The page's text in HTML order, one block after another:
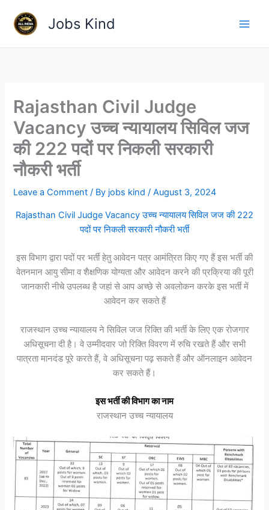
content
Jobs Kind
Rajasthan Civil Judge
Vacancy उच्च न्यायालय सिविल जज
की 222 पदों पर निकली सरकारी
नौकरी भर्ती
Leave a Comment / By jobs kind/August 3, 2024
Rajasthan Civil Judge Vacancy उच्च न्यायालय सिविल जज की 222
पदों पर निकली सरकारी नौकरी भर्ती
इस विभाग द्वारा पदों पर भर्ती हेतु आवेदन पत्र आमंत्रित किए गए हैं इस भर्ती की
वेतनमान आयु सीमा व शैक्षणिक योग्यता और आवेदन करने की प्रक्रिया की पूरी
जानकारी नीचे उपलब्ध है जहां से आप अच्छे से अवलोकन करके इस भर्ती में
आवेदन कर सकते हैं
राजस्थान उच्च न्यायालय ने सिविल जज रिक्ति की भर्ती के लिए एक रोजगार
अधिसूचना दी है। वे उम्मीदवार जो रिक्ति विवरण में रुचि रखते हैं और सभी
पात्रता मानदंड पूरे करते हैं, वे अधिसूचना पढ़ सकते हैं और ऑनलाइन आवेदन
कर सकते हैं।
इस भर्ती की विभाग का नाम
राजस्थान उच्च न्यायालय